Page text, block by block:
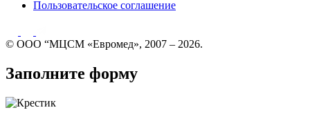
Пользовательское соглашение
© ООО “МЦСМ «Евромед», 2007 – 2026.
Заполните форму